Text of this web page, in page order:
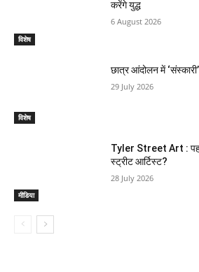
विशेष
करेंगे युद्ध
6 August 2026
विशेष
छात्र आंदोलन में ‘संस्कारी’
29 July 2026
मीडिया
Tyler Street Art :
स्ट्रीट आर्टिस्ट?
28 July 2026